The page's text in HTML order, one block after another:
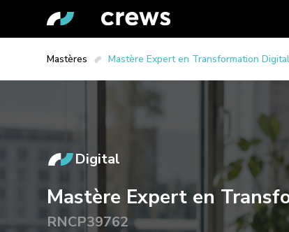
Mastères Mastère Expert en Transformation
Digital
Mastère Expert en
RNCP39762